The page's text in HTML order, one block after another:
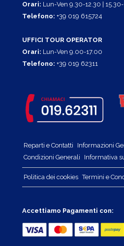
Orari: Lun-Ven 9.30-12.30 |
Telefono: +39 019 615724
UFFICI TOUR OPERATOR
Orari: Lun-Ven 9.00-17.00
Telefono: +39 019 62311
Reparti e Contatti
Informazioni
Condizioni Generali
Informativa
Politica dei cookies Termini e
Accettiamo Pagamenti con: